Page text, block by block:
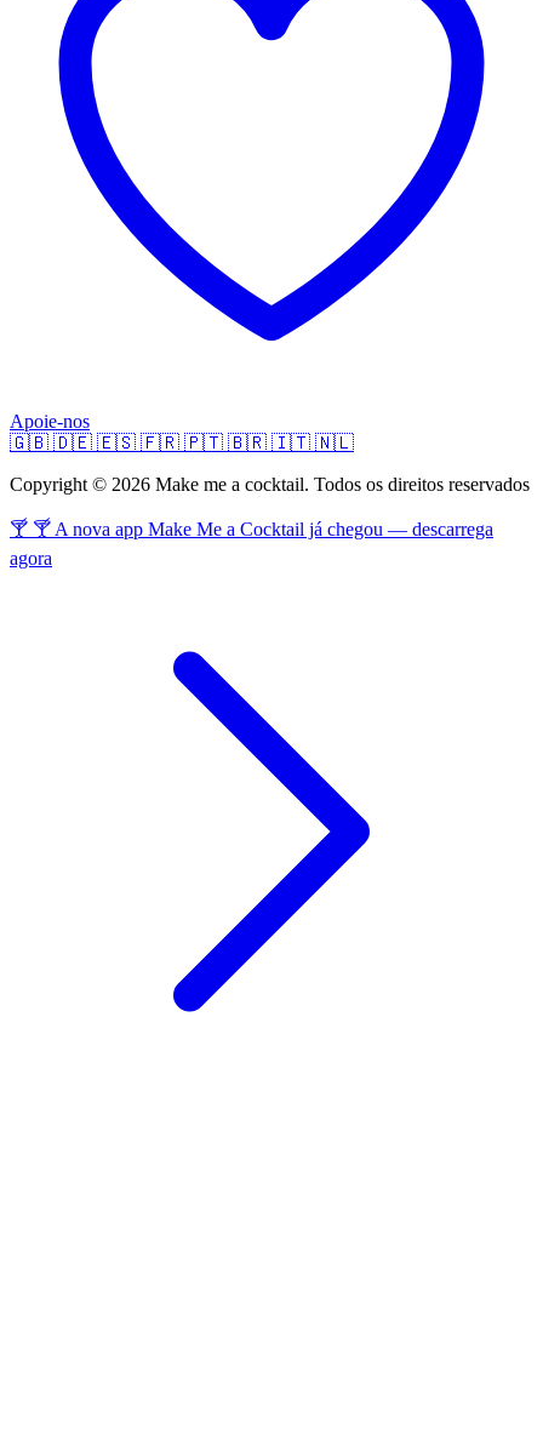
Apoie-nos
🇬🇧 🇩🇪 🇪🇸 🇫🇷 🇵🇹 🇧🇷 🇮🇹 🇳🇱
Copyright © 2026 Make me a cocktail. Todos os direitos reservados
🍸 🍸 A nova app Make Me a Cocktail já chegou — descarrega
agora